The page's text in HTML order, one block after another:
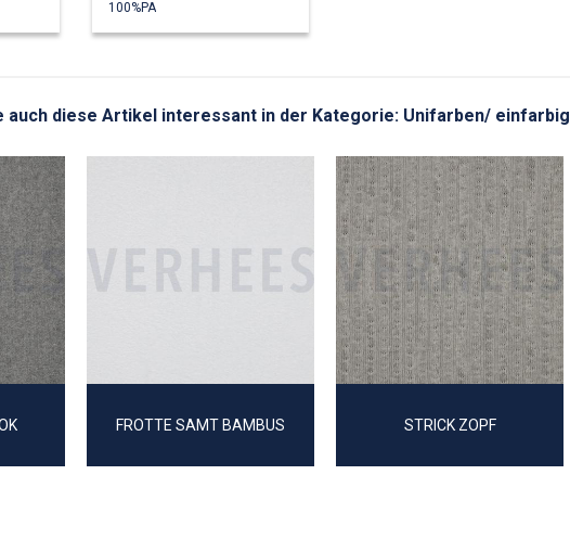
100%PA
auch diese Artikel interessant in der Kategorie: Unifarben/ einfarbig
FROTTE SAMT BAMBUS STRICK ZOPF